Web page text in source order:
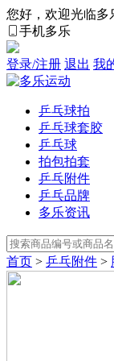
您好，欢迎光临多
手机多乐
登录/注册 退出 我
乒乓球拍
乒乓球套胶
乒乓球
拍包拍套
乒乓附件
乒乓品牌
多乐资讯
首页 > 乒乓附件 >